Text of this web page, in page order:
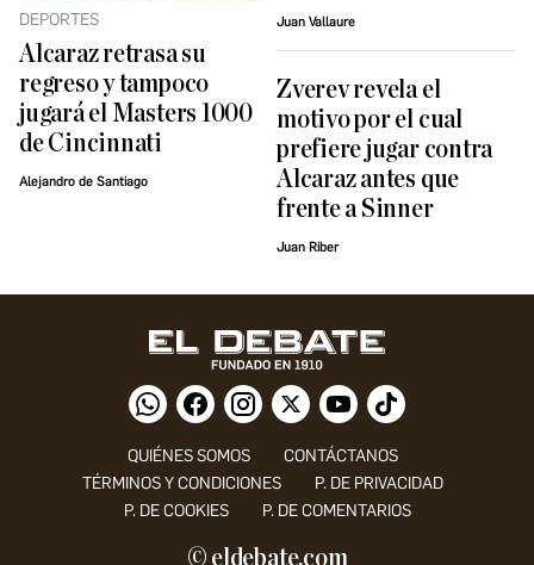
DEPORTES
Alcaraz retrasa su
regreso y tampoco
jugará el Masters 1000
de Cincinnati
Alejandro de Santiago
Juan Vallaure
Zverev revela el
motivo por el cual
prefiere jugar contra
Alcaraz antes que
frente a Sinner
Juan Riber
QUIÉNES SOMOS
CONTÁCTANOS
TÉRMINOS Y CONDICIONES
P. DE PRIVACIDAD
P. DE COOKIES
P. DE COMENTARIOS
© eldebate.com